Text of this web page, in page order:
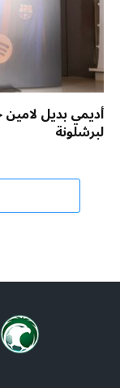
أديمي بديل
لبرشلونة